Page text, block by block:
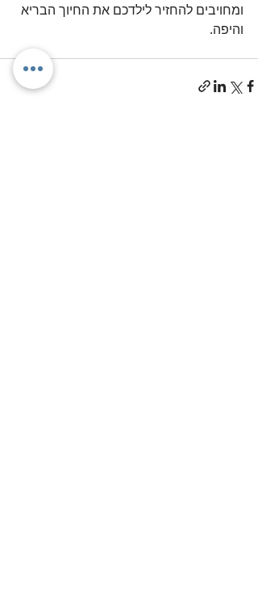
ומחויבים להחזיר לילדכם את החיוך הבריא
והיפה.